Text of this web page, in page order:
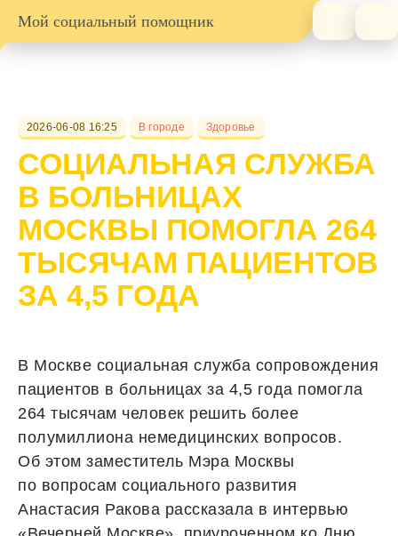
Мой социальный помощник
2026-06-08 16:25 В городе Здоровье
СОЦИАЛЬНАЯ СЛУЖБА
В БОЛЬНИЦАХ
МОСКВЫ ПОМОГЛА 264
ТЫСЯЧАМ ПАЦИЕНТОВ
ЗА 4,5 ГОДА
В Москве социальная служба сопровождения
пациентов в больницах за 4,5 года помогла
264 тысячам человек решить более
полумиллиона немедицинских вопросов.
Об этом заместитель Мэра Москвы
по вопросам социального развития
Анастасия Ракова рассказала в интервью